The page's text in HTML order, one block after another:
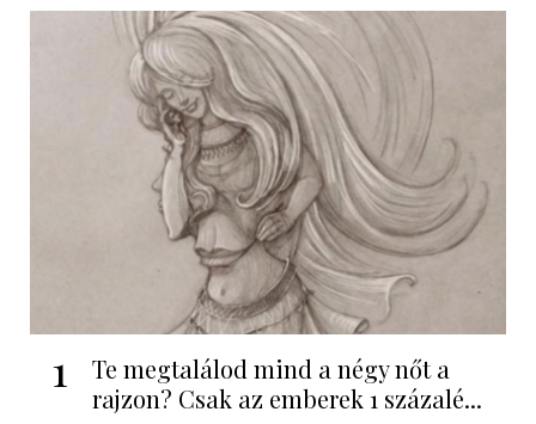
1
Te megtalálod mind a négy nőt a
rajzon? Csak az emberek 1 százalé...